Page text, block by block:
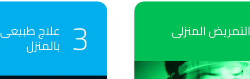
التمريض المنزلى علاج طبيعى
بالمنزل